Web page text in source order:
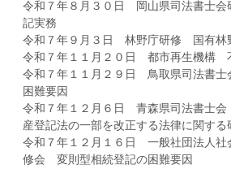
令和７年８月３０日 岡山県司法書士
記実務
令和７年９月３日 林野庁研修 国有林
令和７年１１月２０日 都市再生機構
令和７年１１月２９日 鳥取県司法書
困難要因
令和７年１２月６日 青森県司法書士
産登記法の一部を改正する法律に関する
令和７年１２月１６日 一般社団法人社
修会 変則型相続登記の困難要因